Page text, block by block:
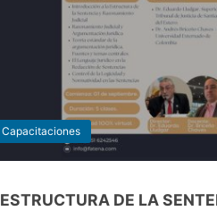
Capacitaciones
ESTRUCTURA DE LA